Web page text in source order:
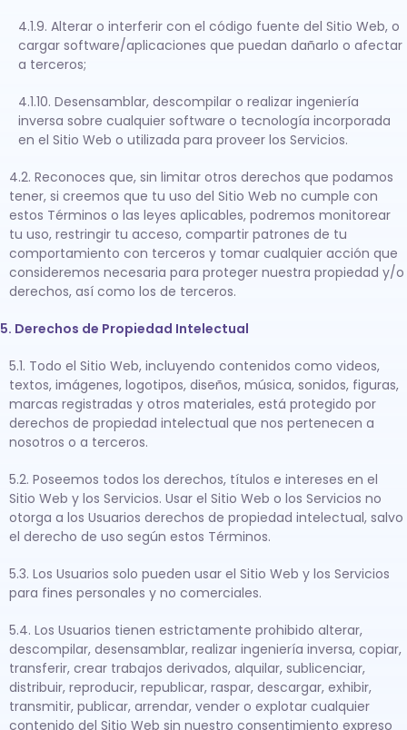
4.1.9. Alterar o interferir con el código fuente del Sitio Web, o
cargar software/aplicaciones que puedan dañarlo o afectar
a terceros;
4.1.10. Desensamblar, descompilar o realizar ingeniería
inversa sobre cualquier software o tecnología incorporada
en el Sitio Web o utilizada para proveer los Servicios.
4.2. Reconoces que, sin limitar otros derechos que podamos
tener, si creemos que tu uso del Sitio Web no cumple con
estos Términos o las leyes aplicables, podremos monitorear
tu uso, restringir tu acceso, compartir patrones de tu
comportamiento con terceros y tomar cualquier acción que
consideremos necesaria para proteger nuestra propiedad y/o
derechos, así como los de terceros.
5. Derechos de Propiedad Intelectual
5.1. Todo el Sitio Web, incluyendo contenidos como videos,
textos, imágenes, logotipos, diseños, música, sonidos, figuras,
marcas registradas y otros materiales, está protegido por
derechos de propiedad intelectual que nos pertenecen a
nosotros o a terceros.
5.2. Poseemos todos los derechos, títulos e intereses en el
Sitio Web y los Servicios. Usar el Sitio Web o los Servicios no
otorga a los Usuarios derechos de propiedad intelectual, salvo
el derecho de uso según estos Términos.
5.3. Los Usuarios solo pueden usar el Sitio Web y los Servicios
para fines personales y no comerciales.
5.4. Los Usuarios tienen estrictamente prohibido alterar,
descompilar, desensamblar, realizar ingeniería inversa, copiar,
transferir, crear trabajos derivados, alquilar, sublicenciar,
distribuir, reproducir, republicar, raspar, descargar, exhibir,
transmitir, publicar, arrendar, vender o explotar cualquier
contenido del Sitio Web sin nuestro consentimiento expreso